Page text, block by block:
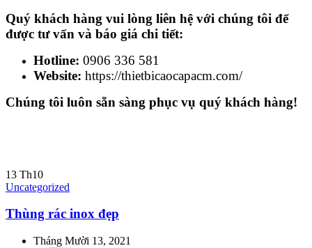
Quý khách hàng vui lòng liên hệ với chúng tôi để
được tư vấn và báo giá chi tiết:
Hotline: 0906 336 581
Website: https://thietbicaocapacm.com/
Chúng tôi luôn sẵn sàng phục vụ quý khách hàng!
13 Th10
Uncategorized
Thùng rác inox đẹp
Tháng Mười 13, 2021